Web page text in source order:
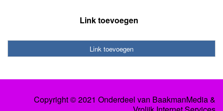
Link toevoegen
Link toevoegen
Copyright © 2021 Onderdeel van BaakmanMedia&